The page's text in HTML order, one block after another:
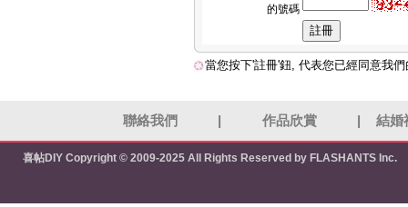
的號碼
當您按下'註冊'鈕, 代表您已經同意我
聯絡我們 作品欣賞 結婚
喜帖DIY Copyright © 2009-2025 All Rights Reserved by FLASHANTS Inc.